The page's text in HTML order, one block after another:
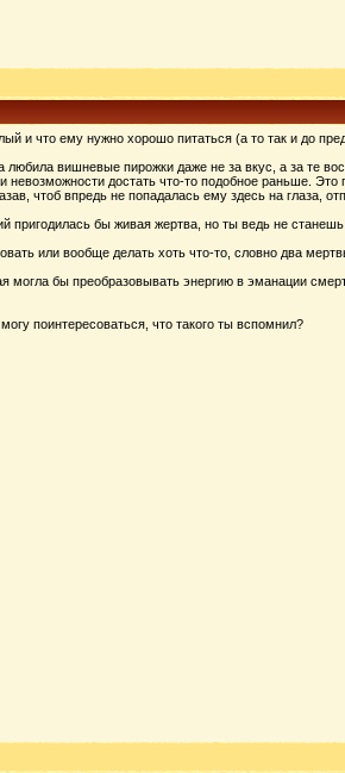
и что ему нужно хорошо питаться (а то так и до
вишневые пирожки даже не за вкус, а за те
достать что-то подобное раньше. Это
чтоб впредь не попадалась ему здесь на глаза,
бы живая жертва, но ты ведь не станешь
или вообще делать хоть что-то, словно два
могла бы преобразовывать энергию в эманации
поинтересоваться, что такого ты вспомнил?